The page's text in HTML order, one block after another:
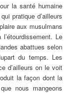
la santé humaine
pratique d’ailleurs
aux musulmans
Le
abattues selon
du temps. Les
d’ailleurs on le voit
la façon dont la
nous mangeons